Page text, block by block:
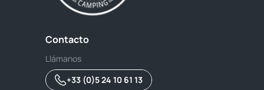
Contacto
Llámanos
+33 (0)5 24 10 61 13